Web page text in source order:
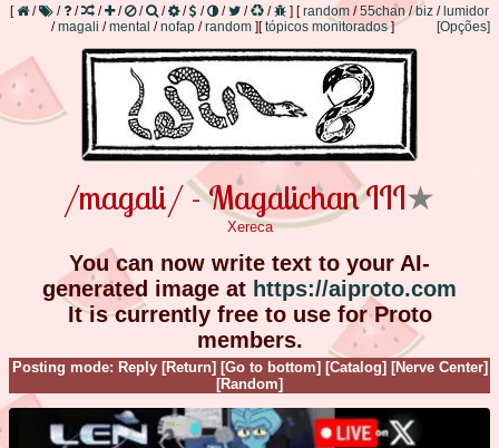
[ / / / / / / / / / / / / ] [random /55chan/biz / lumidor
/magali /mental /nofap /random ] [Opções]
[tópicos monitorados]
/magali/ - Magalichan III★
Xereca
You can now write text to your AI-
generated image at https://aiproto.com
It is currently free to use for Proto
members.
Posting mode: Reply [Return] [Go to bottom] [Catalog] [Nerve Center]
[Random]